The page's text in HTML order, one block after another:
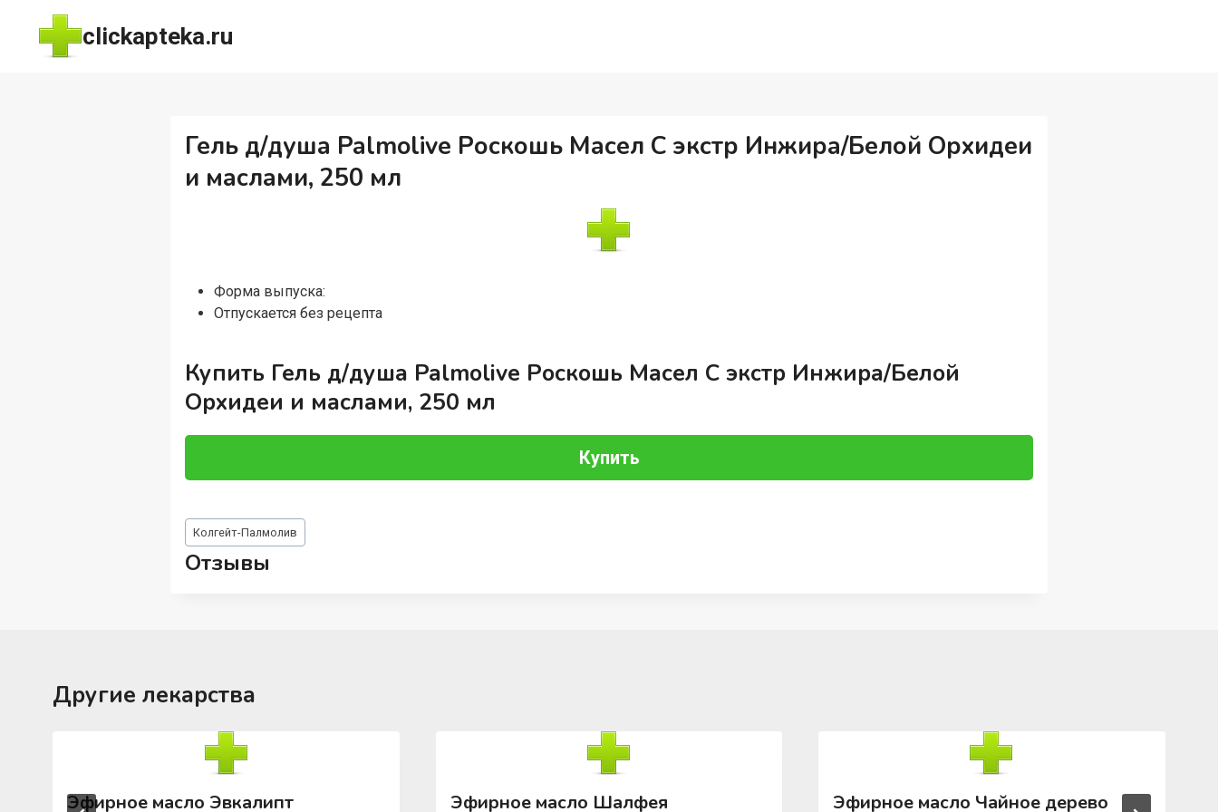
Перейти
содержимому
clickapteka.ru
Гель д/душа Palmolive Роскошь Масел С экстр Инжира/Белой Орхидеи
и маслами, 250 мл
Форма выпуска:
Отпускается без рецепта
Купить Гель д/душа Palmolive Роскошь Масел С экстр Инжира/Белой
Орхидеи и маслами, 250 мл
Купить
Метки
записи:
Колгейт-Палмолив
Отзывы
Другие лекарства
Эфирное масло Эвкалипт Эфирное масло Шалфея Эфирное масло Чайное дерево